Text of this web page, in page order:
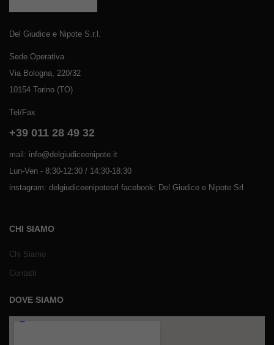
Del Giudice e Nipote S.r.l.
Sede Operativa
Via Bologna, 220/32
10154 Torino (TO)
Tel/Fax
+39 011 28 49 32
mail: info@delgiudiceenipote.it
Lun-Ven - 8:30-12:30 / 14:30-18:30
instagram: delgiudiceenipotesrl facebook: Del Giudice e Nipote Srl
CHI SIAMO
Chi Siamo
Contatti
DOVE SIAMO